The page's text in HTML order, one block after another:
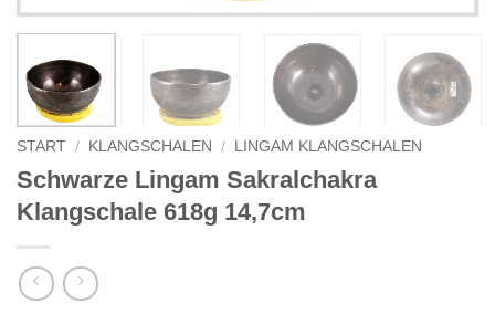
START / KLANGSCHALEN / LINGAM KLANGSCHALEN
Schwarze Lingam Sakralchakra
Klangschale 618g 14,7cm